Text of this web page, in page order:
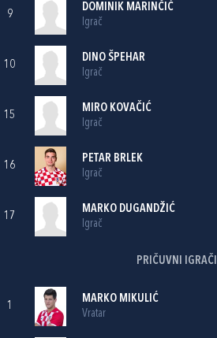
9
DOMINIK MARINČIĆ
Igrač
10
DINO ŠPEHAR
Igrač
15
MIRO KOVAČIĆ
Igrač
16
PETAR BRLEK
Igrač
17
MARKO DUGANDŽIĆ
Igrač
PRIČUVNI IGRAČI
1
MARKO MIKULIĆ
Vratar